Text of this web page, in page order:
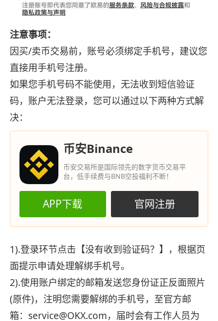
注意事项：
因买/卖币交易前，账号必须绑定手机号，建议您
直接用手机号注册。
如果您手机号码不能使用，无法收到短信验证
码，账户无法登录，您可以通过以下两种方式解
决：
币安Binance
币安交易所是国际领先的数字货币交易平
台，低手续费与BNB空投福利不断！
APP下载 官网注册
1).登录环节点击【没有收到验证码？】，根据页
面提示申请处理解绑手机号。
2).使用账户绑定的邮箱发送您身份证正反面照片
(原件)，注明您需要解绑的手机号，至官方邮
箱：service@OKX.com，届时会有工作人员为